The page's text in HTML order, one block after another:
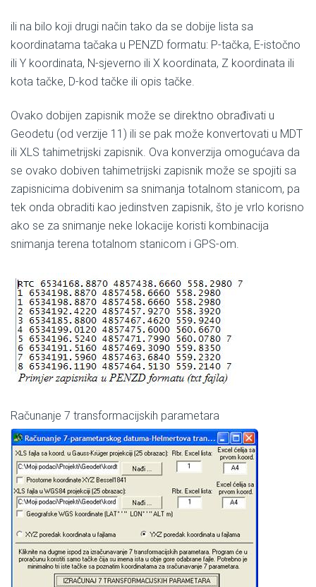
ili na bilo koji drugi način tako da se dobije lista sa
koordinatama tačaka u PENZD formatu: P-tačka, E-istočno
ili Y koordinata, N-sjeverno ili X koordinata, Z koordinata ili
kota tačke, D-kod tačke ili opis tačke.
Ovako dobijen zapisnik može se direktno obrađivati u
Geodetu (od verzije 11) ili se pak može konvertovati u MDT
ili XLS tahimetrijski zapisnik. Ova konverzija omogućava da
se ovako dobiven tahimetrijski zapisnik može se spojiti sa
zapisnicima dobivenim sa snimanja totalnom stanicom, pa
tek onda obraditi kao jedinstven zapisnik, što je vrlo korisno
ako se za snimanje neke lokacije koristi kombinacija
snimanja terena totalnom stanicom i GPS-om.
Računanje 7 transformacijskih parametara